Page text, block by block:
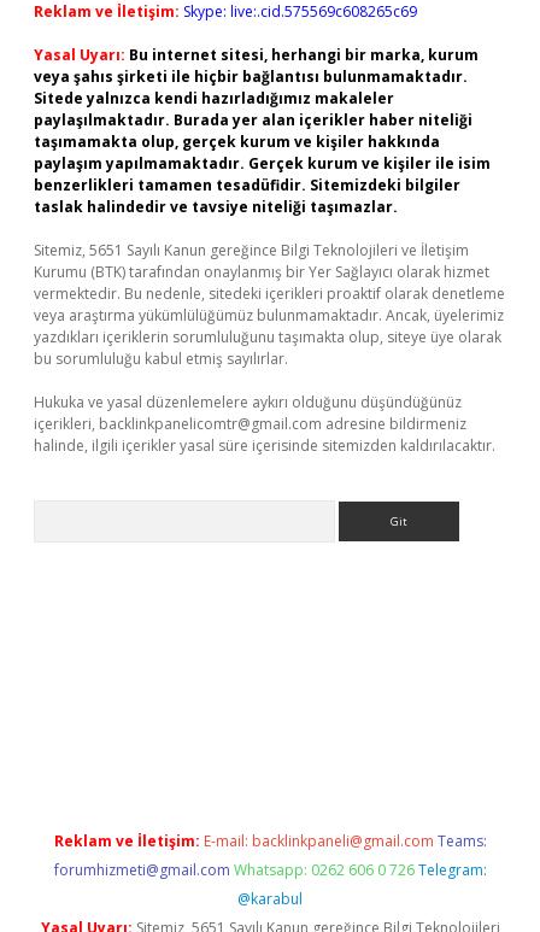
Reklam ve İletişim: Skype: live:.cid.575569c608265c69
Yasal Uyarı: Bu internet sitesi, herhangi bir marka, kurum
veya şahıs şirketi ile hiçbir bağlantısı bulunmamaktadır.
Sitede yalnızca kendi hazırladığımız makaleler
paylaşılmaktadır. Burada yer alan içerikler haber niteliği
taşımamakta olup, gerçek kurum ve kişiler hakkında
paylaşım yapılmamaktadır. Gerçek kurum ve kişiler ile isim
benzerlikleri tamamen tesadüfidir. Sitemizdeki bilgiler
taslak halindedir ve tavsiye niteliği taşımazlar.
Sitemiz, 5651 Sayılı Kanun gereğince Bilgi Teknolojileri ve İletişim
Kurumu (BTK) tarafından onaylanmış bir Yer Sağlayıcı olarak hizmet
vermektedir. Bu nedenle, sitedeki içerikleri proaktif olarak denetleme
veya araştırma yükümlülüğümüz bulunmamaktadır. Ancak, üyelerimiz
yazdıkları içeriklerin sorumluluğunu taşımakta olup, siteye üye olarak
bu sorumluluğu kabul etmiş sayılırlar.
Hukuka ve yasal düzenlemelere aykırı olduğunu düşündüğünüz
içerikleri, backlinkpanelicomtr@gmail.com adresine bildirmeniz
halinde, ilgili içerikler yasal süre içerisinde sitemizden kaldırılacaktır.
Reklam ve İletişim: E-mail: backlinkpaneli@gmail.com Teams:
forumhizmeti@gmail.com Whatsapp: 0262 606 0 726 Telegram:
@karabul
Yasal Uyarı: Sitemiz, 5651 Sayılı Kanun gereğince Bilgi Teknolojileri